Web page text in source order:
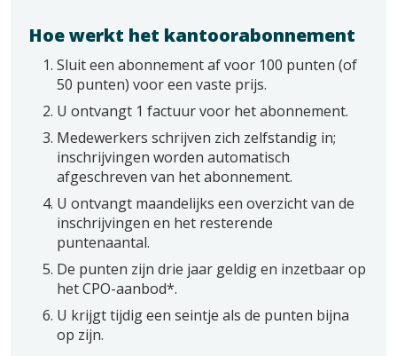
Hoe werkt het kantoorabonnement
Sluit een abonnement af voor 100 punten (of
50 punten) voor een vaste prijs.
U ontvangt 1 factuur voor het abonnement.
Medewerkers schrijven zich zelfstandig in;
inschrijvingen worden automatisch
afgeschreven van het abonnement.
U ontvangt maandelijks een overzicht van de
inschrijvingen en het resterende
puntenaantal.
De punten zijn drie jaar geldig en inzetbaar op
het CPO-aanbod*.
U krijgt tijdig een seintje als de punten bijna
op zijn.